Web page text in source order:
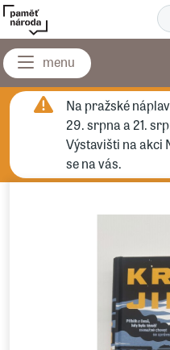
Na pražské
29. srpna a 21.
Výstavišti na akci
se na vás.